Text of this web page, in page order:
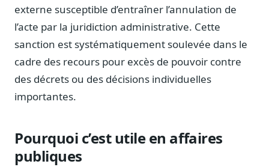
Kit média, contacts
externe susceptible d’entraîner l’annulation de
l’acte par la juridiction administrative. Cette
sanction est systématiquement soulevée dans le
cadre des recours pour excès de pouvoir contre
des décrets ou des décisions individuelles
importantes.
Pourquoi c’est utile en affaires
publiques